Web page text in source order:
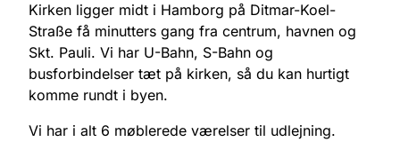
Kirken ligger midt i Hamborg på Ditmar-Koel-
Straße få minutters gang fra centrum, havnen og
Skt. Pauli. Vi har U-Bahn, S-Bahn og
busforbindelser tæt på kirken, så du kan hurtigt
komme rundt i byen.
Vi har i alt 6 møblerede værelser til udlejning.